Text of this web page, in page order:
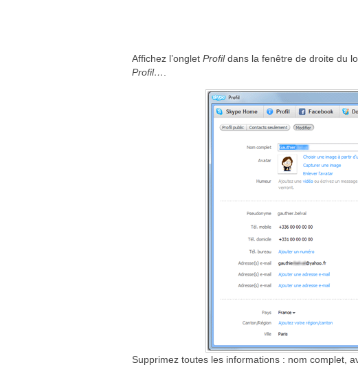
Affichez l’onglet Profildans la fenêtre de droite du
Profil…
Supprimez toutes les informations : nom complet,